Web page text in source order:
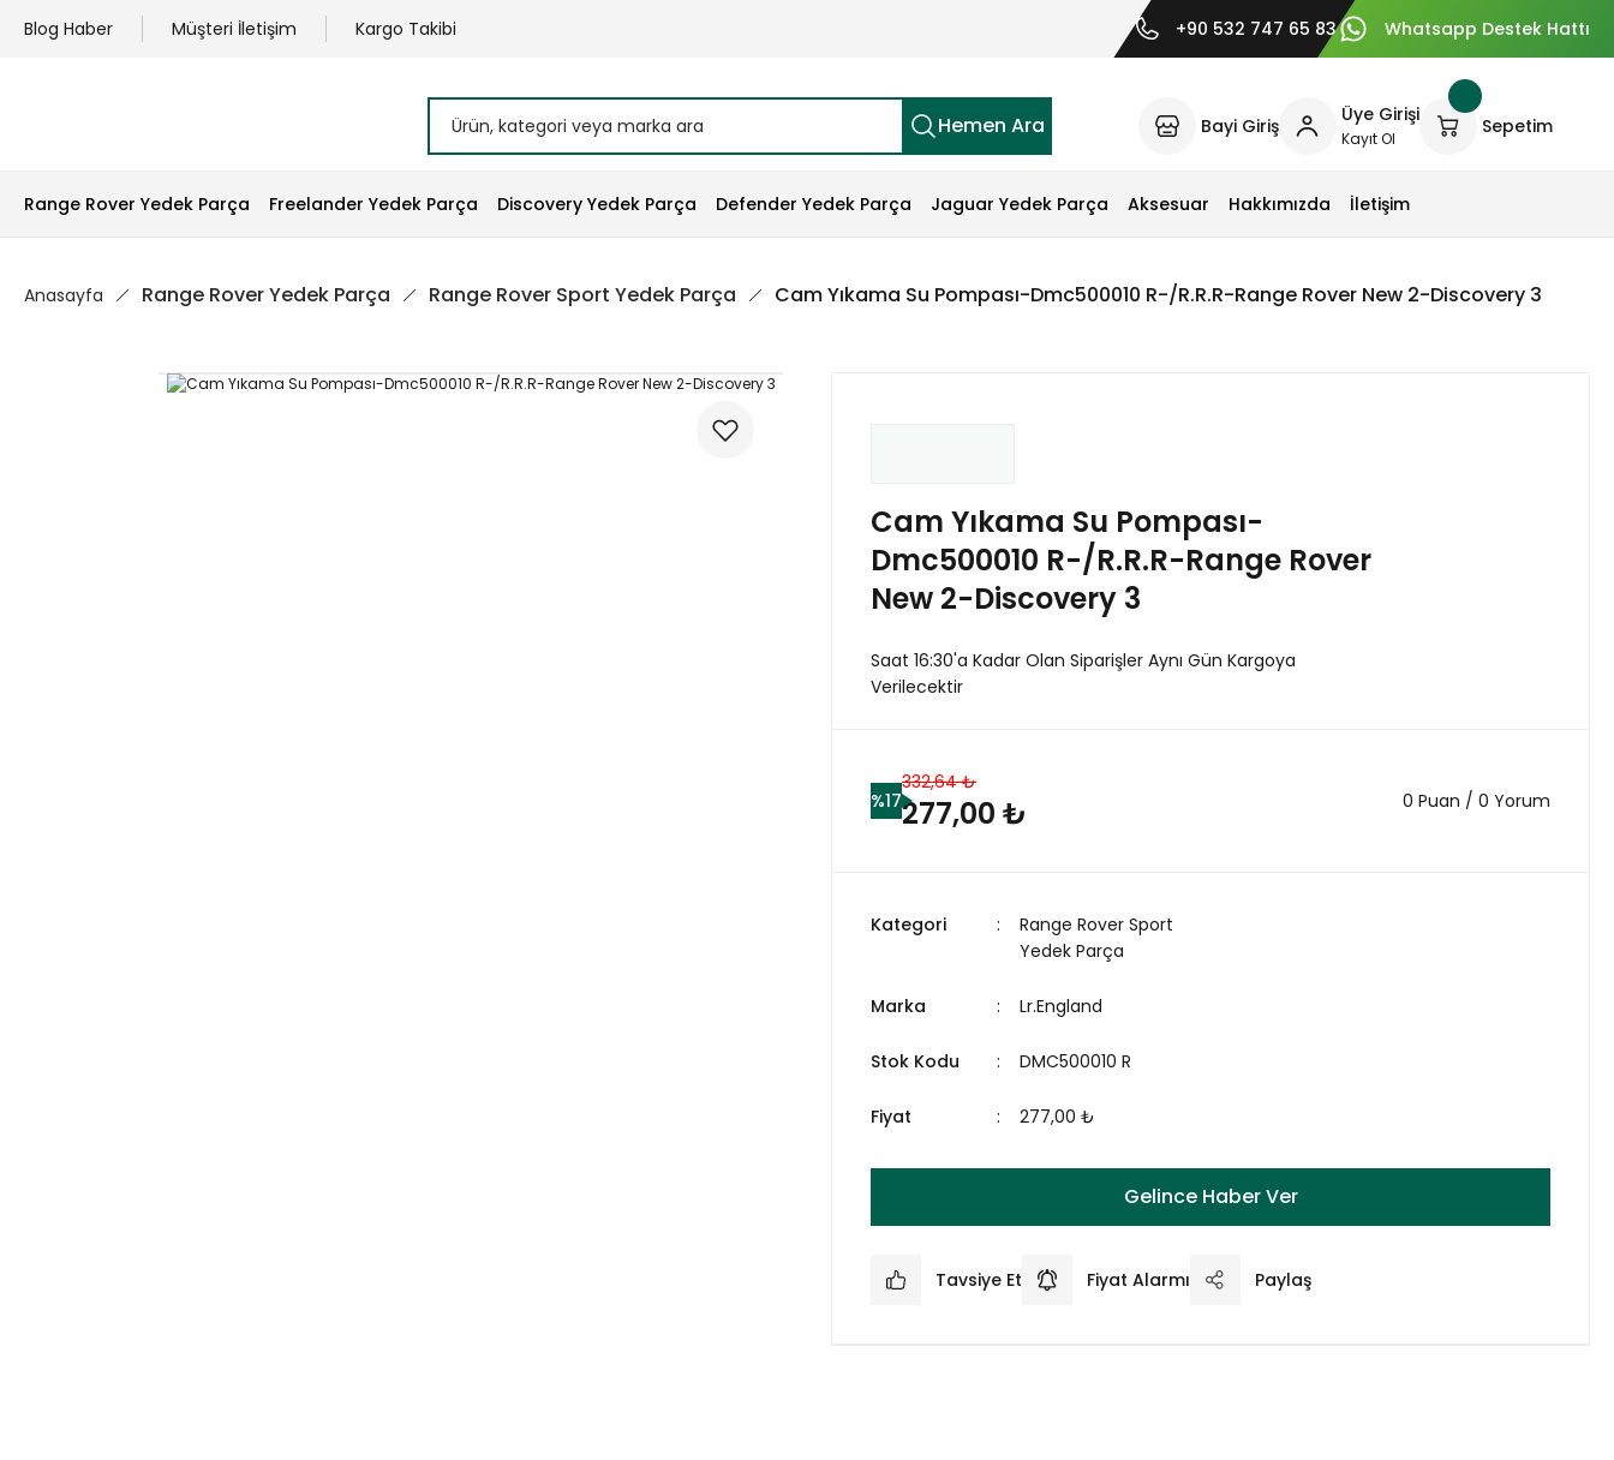
Blog Haber Müşteri İletişim Kargo Takibi +90 532 747 65 83 Whatsapp Destek Hattı
Hemen Ara Bayi Giriş Üye Girişi
Kayıt Ol
Sepetim
Range Rover Yedek Parça Freelander Yedek Parça Discovery Yedek Parça Defender Yedek Parça Jaguar Yedek Parça Aksesuar Hakkımızda İletişim
Anasayfa Range Rover Yedek Parça Range Rover Sport Yedek Parça Cam Yıkama Su Pompası-Dmc500010 R-/R.R.R-Range Rover New 2-Discovery 3
Cam Yıkama Su Pompası-
Dmc500010 R-/R.R.R-Range Rover
New 2-Discovery 3
Saat 16:30'a Kadar Olan Siparişler Aynı Gün Kargoya
Verilecektir
%17
332,64 ₺
277,00 ₺ 0 Puan / 0 Yorum
Kategori
Range Rover Sport
Yedek Parça
Marka Lr.England
Stok Kodu DMC500010 R
Fiyat 277,00 ₺
Gelince Haber Ver
Tavsiye Et Fiyat Alarmı Paylaş